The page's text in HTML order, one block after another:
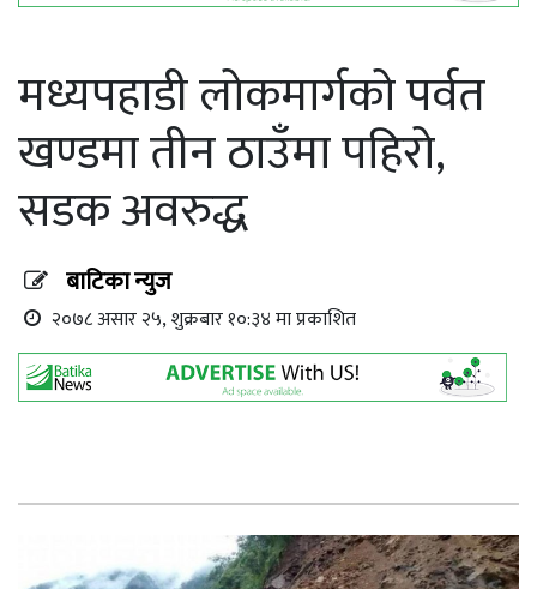
मध्यपहाडी लोकमार्गको पर्वत
खण्डमा तीन ठाउँमा पहिरो,
सडक अवरुद्ध
बाटिका न्युज
२०७८ असार २५, शुक्रबार १०:३४ मा प्रकाशित